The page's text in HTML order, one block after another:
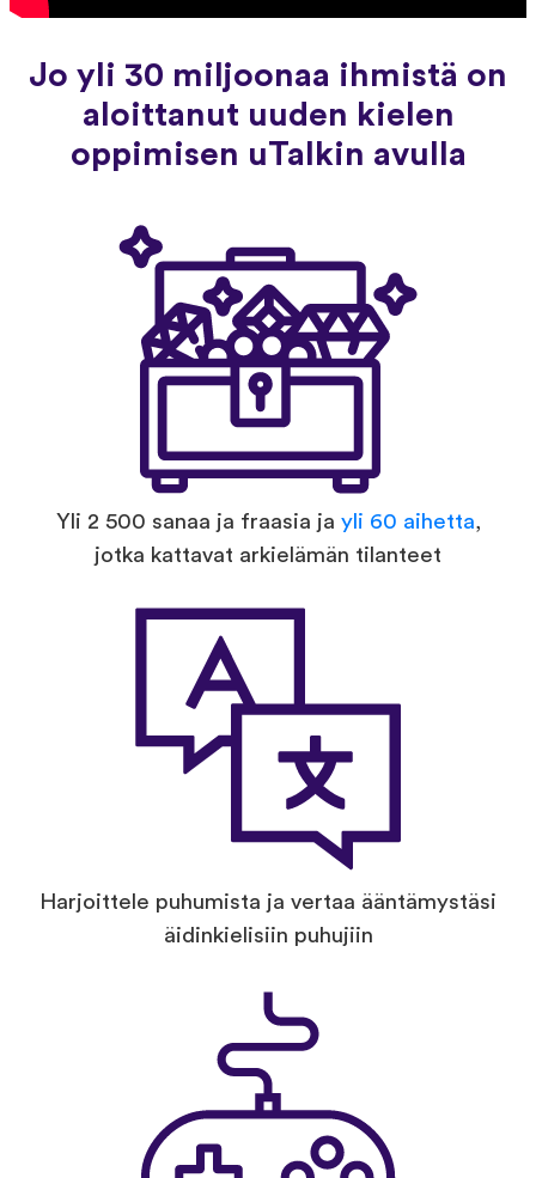
Jo yli 30 miljoonaa ihmistä on
aloittanut uuden kielen
oppimisen uTalkin avulla
Yli 2 500 sanaa ja fraasia ja yli 60 aihetta,
jotka kattavat arkielämän tilanteet
Harjoittele puhumista ja vertaa ääntämystäsi
äidinkielisiin puhujiin